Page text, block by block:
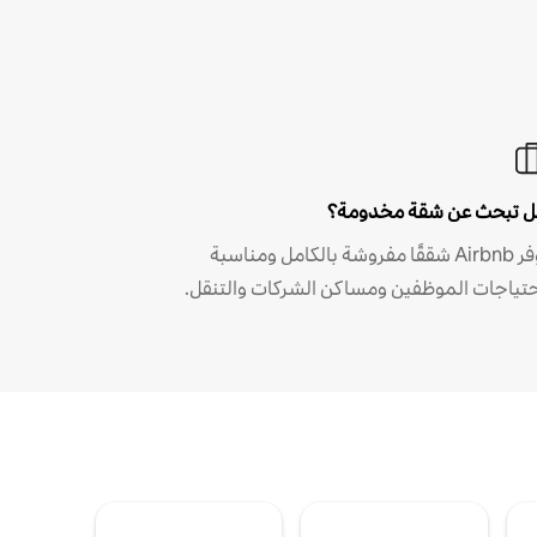
تبحث عن شقة مخدومة؟
توفر Airbnb شققًا مفروشة بالكامل ومناسبة
الموظفين ومساكن الشركات والتنقل.